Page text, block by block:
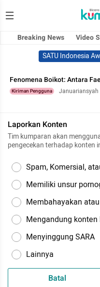
Breaking News Video
SATU Indonesia
Fenomena Boikot: Antara
Kiriman Pengguna
Laporkan Konten
Tim kumparan akan
pengecekan terhadap konten
Spam, Komersial,
Memiliki unsur
Membahayakan
Mengandung konten
Menyinggung SARA
Lainnya
Batal